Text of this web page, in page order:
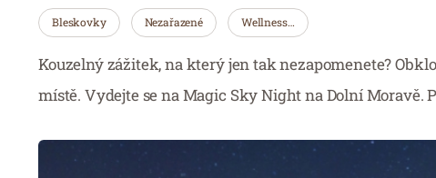
Bleskovky Nezařazené Wellness…
Kouzelný zážitek, na který jen tak nezapomenete?
místě. Vydejte se na Magic Sky Night na Dolní Moravě.